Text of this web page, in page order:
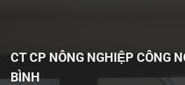
CT CP NÔNG NGHIỆP CÔNG
BÌNH